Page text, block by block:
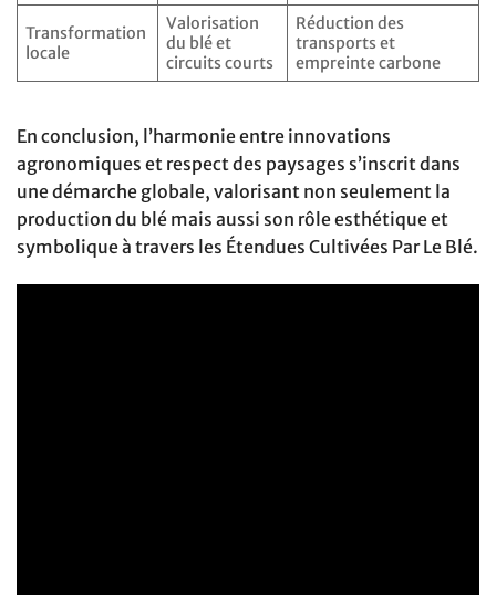
Transformation
locale
Valorisation
du blé et
circuits courts
Réduction des
transports et
empreinte carbone
En conclusion, l’harmonie entre innovations
agronomiques et respect des paysages s’inscrit dans
une démarche globale, valorisant non seulement la
production du blé mais aussi son rôle esthétique et
symbolique à travers les Étendues Cultivées Par Le Blé.